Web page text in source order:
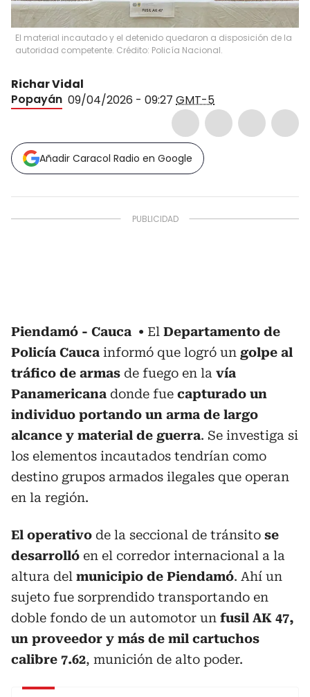
El material incautado y el detenido quedaron a disposición de la
autoridad competente. Crédito: Policía Nacional.
Richar Vidal
Popayán 09/04/2026 - 09:27 GMT-5
Añadir Caracol Radio en Google
Piendamó - Cauca El Departamento de
Policía Cauca informó que logró un golpe al
tráfico de armas de fuego en la vía
Panamericana donde fue capturado un
individuo portando un arma de largo
alcance y material de guerra. Se investiga si
los elementos incautados tendrían como
destino grupos armados ilegales que operan
en la región.
El operativo de la seccional de tránsito se
desarrolló en el corredor internacional a la
altura del municipio de Piendamó. Ahí un
sujeto fue sorprendido transportando en
doble fondo de un automotor un fusil AK 47,
un proveedor y más de mil cartuchos
calibre 7.62, munición de alto poder.